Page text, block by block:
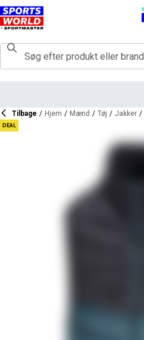
Tilbage / Hjem / Mænd / Tøj / Jakker /
DEAL